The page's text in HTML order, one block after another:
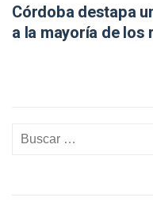
Córdoba destapa
a la mayoría de